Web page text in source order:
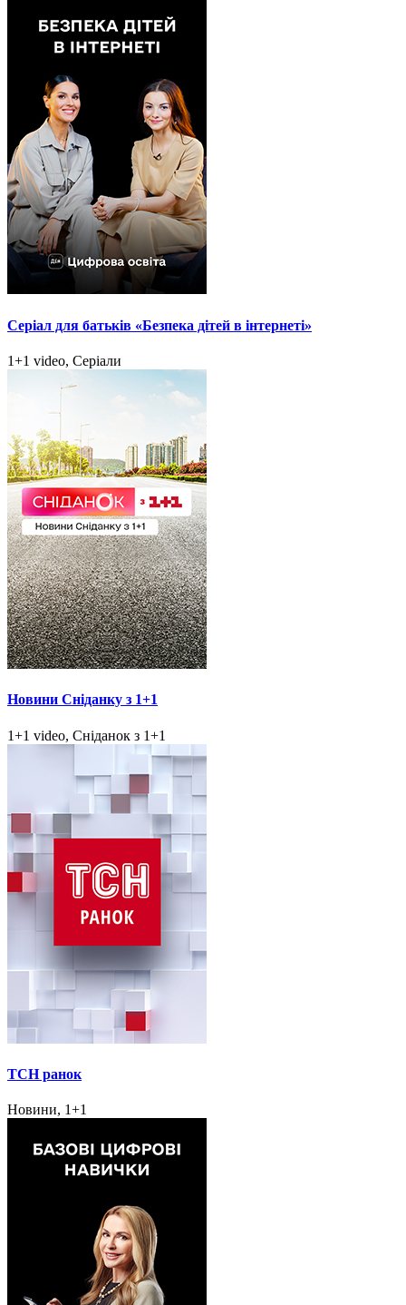
Серіал для батьків «Безпека дітей в інтернеті»
1+1 video, Серіали
Новини Сніданку з 1+1
1+1 video, Сніданок з 1+1
ТСН ранок
Новини, 1+1